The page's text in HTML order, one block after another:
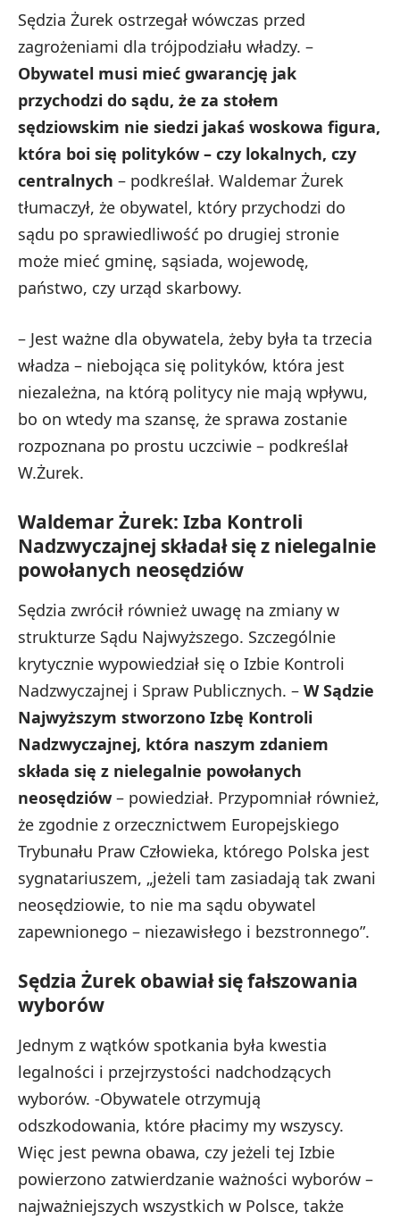
Sędzia Żurek ostrzegał wówczas przed
zagrożeniami dla trójpodziału władzy. –
Obywatel musi mieć gwarancję jak
przychodzi do sądu, że za stołem
sędziowskim nie siedzi jakaś woskowa figura,
która boi się polityków – czy lokalnych, czy
centralnych – podkreślał. Waldemar Żurek
tłumaczył, że obywatel, który przychodzi do
sądu po sprawiedliwość po drugiej stronie
może mieć gminę, sąsiada, wojewodę,
państwo, czy urząd skarbowy.
– Jest ważne dla obywatela, żeby była ta trzecia
władza – niebojąca się polityków, która jest
niezależna, na którą politycy nie mają wpływu,
bo on wtedy ma szansę, że sprawa zostanie
rozpoznana po prostu uczciwie – podkreślał
W.Żurek.
Waldemar Żurek: Izba Kontroli
Nadzwyczajnej składał się z nielegalnie
powołanych neosędziów
Sędzia zwrócił również uwagę na zmiany w
strukturze Sądu Najwyższego. Szczególnie
krytycznie wypowiedział się o Izbie Kontroli
Nadzwyczajnej i Spraw Publicznych. – W Sądzie
Najwyższym stworzono Izbę Kontroli
Nadzwyczajnej, która naszym zdaniem
składa się z nielegalnie powołanych
neosędziów – powiedział. Przypomniał również,
że zgodnie z orzecznictwem Europejskiego
Trybunału Praw Człowieka, którego Polska jest
sygnatariuszem, „jeżeli tam zasiadają tak zwani
neosędziowie, to nie ma sądu obywatel
zapewnionego – niezawisłego i bezstronnego”.
Sędzia Żurek obawiał się fałszowania
wyborów
Jednym z wątków spotkania była kwestia
legalności i przejrzystości nadchodzących
wyborów. -Obywatele otrzymują
odszkodowania, które płacimy my wszyscy.
Więc jest pewna obawa, czy jeżeli tej Izbie
powierzono zatwierdzanie ważności wyborów –
najważniejszych wszystkich w Polsce, także